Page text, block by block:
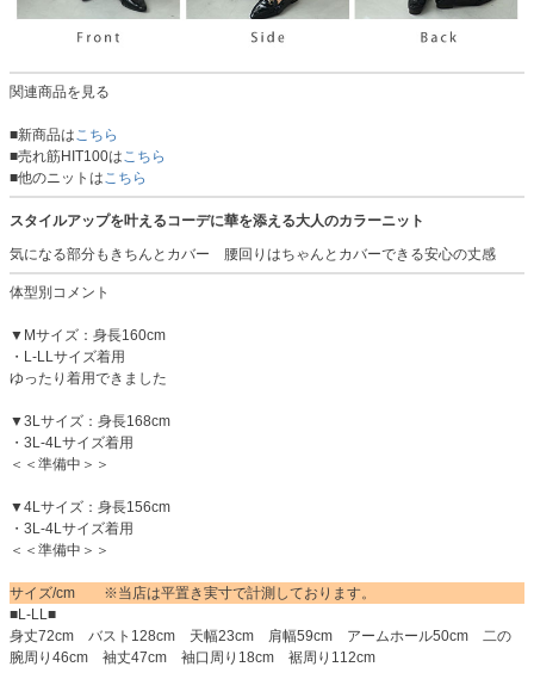
関連商品を見る
■新商品はこちら
■売れ筋HIT100はこちら
■他のニットはこちら
スタイルアップを叶えるコーデに華を添える大人のカラーニット
気になる部分もきちんとカバー 腰回りはちゃんとカバーできる安心の丈感
体型別コメント
▼Mサイズ：身長160cm
・L-LLサイズ着用
ゆったり着用できました
▼3Lサイズ：身長168cm
・3L-4Lサイズ着用
＜＜準備中＞＞
▼4Lサイズ：身長156cm
・3L-4Lサイズ着用
＜＜準備中＞＞
サイズ/cm ※当店は平置き実寸で計測しております。
■L-LL■
身丈72cm バスト128cm 天幅23cm 肩幅59cm アームホール50cm 二の
腕周り46cm 袖丈47cm 袖口周り18cm 裾周り112cm